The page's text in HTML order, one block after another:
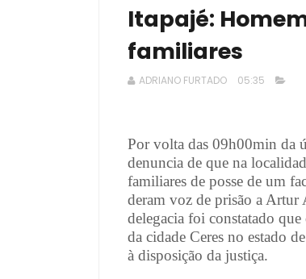
Itapajé:
familiares
ADRIANO FURTADO 05:35
Por volta das 09h00min da
denuncia de que na
familiares de posse de um
deram voz de prisão a Artur
delegacia foi constatado
da cidade Ceres no estado
à disposição da justiça.